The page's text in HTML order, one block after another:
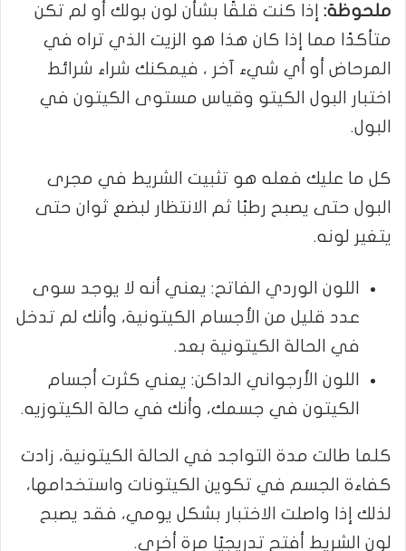
ملحوظة: إذا كنت قلقًا بشأن لون بولك أو لم تكن
متأكدًا مما إذا كان هذا هو الزيت الذي تراه في
المرحاض أو أي شيء آخر ، فيمكنك شراء شرائط
اختبار البول الكيتو وقياس مستوى الكيتون في
البول.
كل ما عليك فعله هو تثبيت الشريط في مجرى
البول حتى يصبح رطبًا ثم الانتظار لبضع ثوان حتى
يتغير لونه.
اللون الوردي الفاتح: يعني أنه لا يوجد سوى
عدد قليل من الأجسام الكيتونية، وأنك لم تدخل
في الحالة الكيتونية بعد.
اللون الأرجواني الداكن: يعني كثرت أجسام
الكيتون في جسمك، وأنك في حالة الكيتوزيه.
كلما طالت مدة التواجد في الحالة الكيتونية، زادت
كفاءة الجسم في تكوين الكيتونات واستخدامها،
لذلك إذا واصلت الاختبار بشكل يومي، فقد يصبح
لون الشريط أفتح تدريجيًا مرة أخرى.